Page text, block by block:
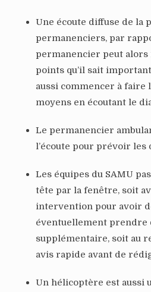
Une écoute diffuse de la
permanenciers, par
permanencier peut
points qu’il sait
aussi commencer à faire
moyens en écoutant le
Le permanencier
l’écoute pour prévoir les
Les équipes du SAMU
tête par la fenêtre, soit
intervention pour avoir
éventuellement prendre
supplémentaire, soit au
avis rapide avant de
Un hélicoptère est aussi